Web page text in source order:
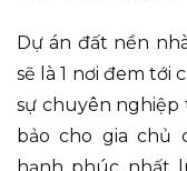
Dự án đất nền
sẽ là 1 nơi đem tới
sự chuyên nghiệp
bảo cho gia chủ
hạnh phúc nhất